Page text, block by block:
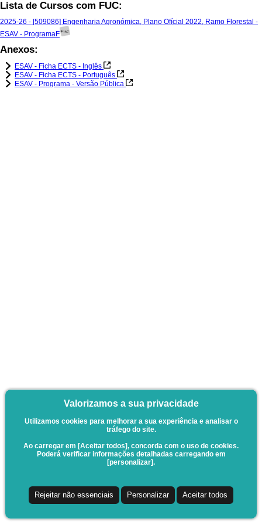
Lista de Cursos com FUC:
2025-26 - [509086] Engenharia Agronómica, Plano Ofícial 2022, Ramo Florestal -
ESAV - ProgramaF
Anexos:
ESAV - Ficha ECTS - Inglês
ESAV - Ficha ECTS - Português
ESAV - Programa - Versão Pública
Valorizamos a sua privacidade
Utilizamos cookies para melhorar a sua experiência e analisar o
tráfego do site.
Ao carregar em [Aceitar todos], concorda com o uso de cookies.
Poderá verificar informações detalhadas carregando em
[personalizar].
Rejeitar não essenciais Personalizar Aceitar todos